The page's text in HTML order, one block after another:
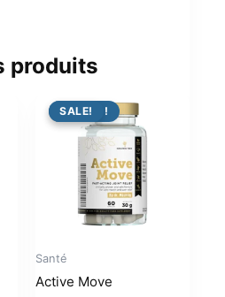
produits
PROMO !
SALE!
Santé
Active Move